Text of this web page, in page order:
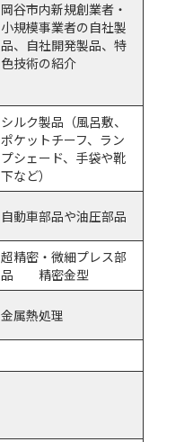
岡谷市内新規創業者・
小規模事業者の自社製
品、自社開発製品、特
色技術の紹介
シルク製品（風呂敷、
ポケットチーフ、ラン
プシェード、手袋や靴
下など）
自動車部品や油圧部品
超精密・微細プレス部
品 精密金型
金属熱処理